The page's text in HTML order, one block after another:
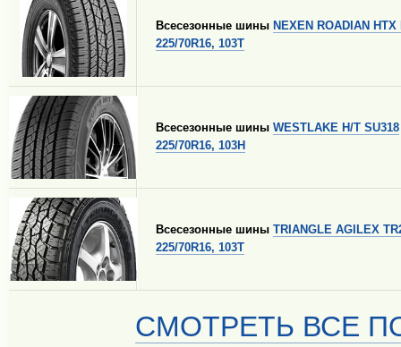
Всесезонные шины NEXEN ROADIAN HTX
225/70R16, 103T
Всесезонные шины WESTLAKE H/T SU318
225/70R16, 103H
Всесезонные шины TRIANGLE AGILEX
225/70R16, 103T
СМОТРЕТЬ ВСЕ